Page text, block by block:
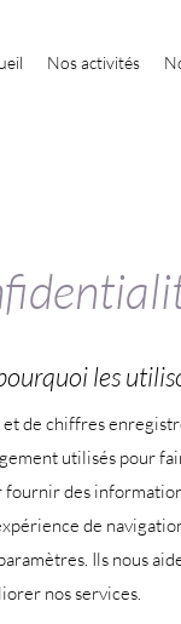
Nos activités
les
de chiffres
utilisés pour
fournir des
de
Ils nous
nos services.